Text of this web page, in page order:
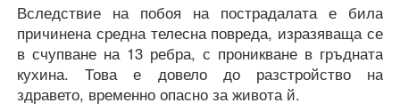
Вследствие на побоя на пострадалата е била
причинена средна телесна повреда, изразяваща се
в счупване на 13 ребра, с проникване в гръдната
кухина. Това е довело до разстройство на
здравето, временно опасно за живота й.